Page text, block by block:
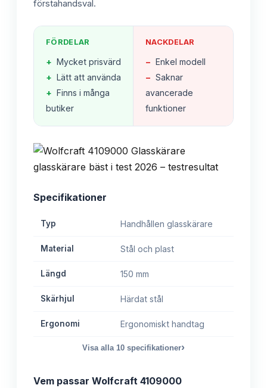
förstahandsval.
FÖRDELAR
+ Mycket prisvärd
+ Lätt att använda
+ Finns i många
butiker
NACKDELAR
− Enkel modell
− Saknar
avancerade
funktioner
Specifikationer
Typ Handhållen glasskärare
Material Stål och plast
Längd 150 mm
Skärhjul Härdat stål
Ergonomi Ergonomiskt handtag
Visa alla 10 specifikationer›
Vem passar Wolfcraft 4109000